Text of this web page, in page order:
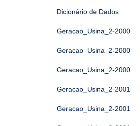
Dicionário de Dados
Geracao_Usina_2-2000
Geracao_Usina_2-2000
Geracao_Usina_2-2000
Geracao_Usina_2-2001
Geracao_Usina_2-2001